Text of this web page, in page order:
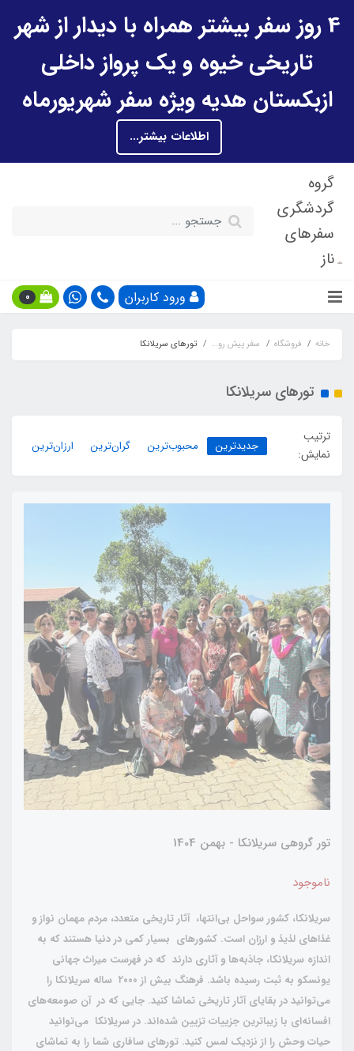
4 روز سفر بیشتر همراه با دیدار از شهر
تاریخی خیوه و یک پرواز داخلی
ازبکستان هدیه ویژه سفر شهریورماه
اطلاعات بیشتر...
گروه
گردشگری
سفرهای
ناز
ورود کاربران 0
خانه فروشگاه سفر پیش رو... تورهای سریلانکا
تورهای سریلانکا
ترتیب
نمایش:
جدیدترین محبوب‌ترین گران‌ترین ارزان‌ترین
تور گروهی سریلانکا - بهمن 1404
ناموجود
سریلانکا، کشور سواحل بی‌انتها، آثار تاریخی متعدد، مردم مهمان‌ نواز و
غذاهای لذیذ و ارزان است. کشورهای بسیار کمی در دنیا هستند که به‌
اندازه‌ سریلانکا، جاذبه‌ها و آثاری دارند که در فهرست میراث جهانی
یونسکو به ثبت رسیده باشد. فرهنگ بیش از ۲۰۰۰ ساله‌ سریلانکا را
می‌توانید در بقایای آثار تاریخی تماشا کنید. جایی که در آن صومعه‌های
افسانه‌ای با زیباترین جزییات تزیین شده‌اند. در سریلانکا می‌توانید
حیات وحش را از نزدیک لمس کنید. تورهای سافاری شما را به تماشای